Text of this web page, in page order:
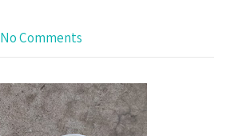
No Comments